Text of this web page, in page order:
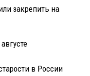
закрепить на
в России